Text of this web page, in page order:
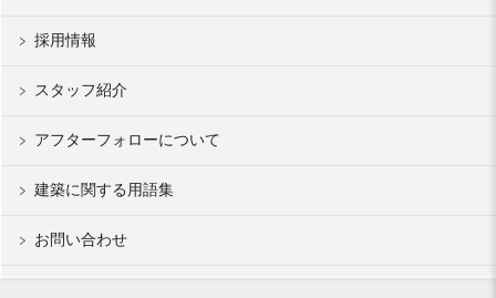
採用情報
スタッフ紹介
アフターフォローについて
建築に関する用語集
お問い合わせ